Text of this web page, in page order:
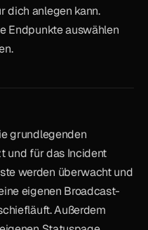
dich anlegen kann.
Endpunkte auswählen
grundlegenden
und für das Incident
werden überwacht und
eigenen Broadcast-
Außerdem